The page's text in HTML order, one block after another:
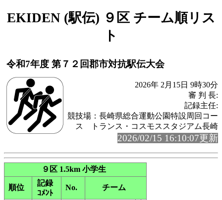
EKIDEN (駅伝) ９区 チーム順リス
ト
令和7年度 第７２回郡市対抗駅伝大会
2026年 2月15日 9時30分
審 判 長:
記録主任:
競技場：長崎県総合運動公園特設周回コー
ス トランス・コスモススタジアム長崎
2026/02/15 16:10:07更新
９区 1.5km 小学生
順位
記録
ｺﾒﾝﾄ
No. チーム